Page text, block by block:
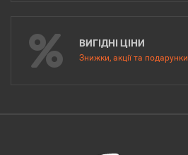
ВИГІДНІ ЦІНИ
Знижки, акції та подарунки